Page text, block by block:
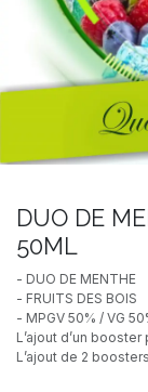
DUO DE
50ML
- DUO DE MENTHE
- FRUITS DES BOIS
- MPGV 50% / VG
L’ajout d’un
L’ajout de 2